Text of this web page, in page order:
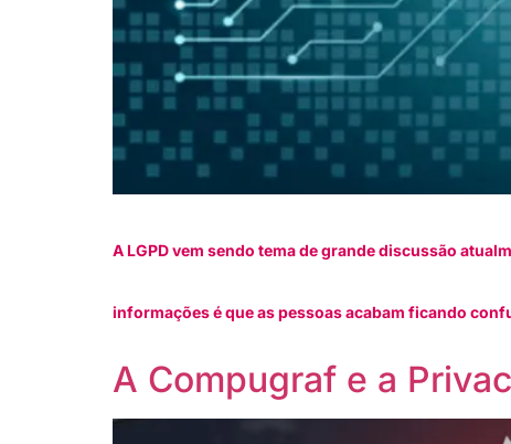
A LGPD vem sendo tema de grande discussão
informações é que as pessoas acabam ficando
A Compugraf e a